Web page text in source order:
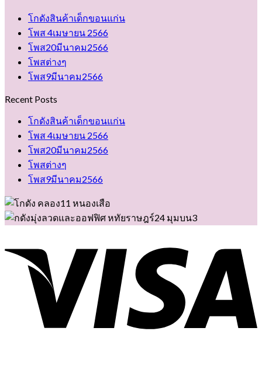
โกดังสินค้าเด็กขอนแก่น
โพส 4เมษายน 2566
โพส20มีนาคม2566
โพสต่างๆ
โพส9มีนาคม2566
Recent Posts
โกดังสินค้าเด็กขอนแก่น
โพส 4เมษายน 2566
โพส20มีนาคม2566
โพสต่างๆ
โพส9มีนาคม2566